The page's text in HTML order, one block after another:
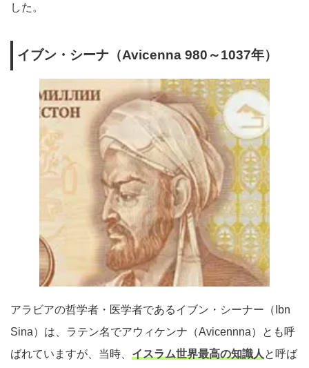
した。
イブン・シーナ（Avicenna 980～1037年）
アラビアの哲学者・医学者であるイブン・シーナー（Ibn
Sina）は、ラテン名でアウィケンナ（Avicennna）とも呼
ばれていますが、当時、 イスラム世界最高の知識人 と呼ば